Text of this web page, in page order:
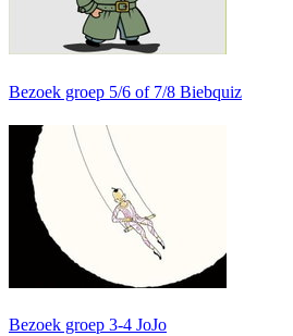
Bezoek groep 5/6 of 7/8 Biebquiz
Bezoek groep 3-4 JoJo